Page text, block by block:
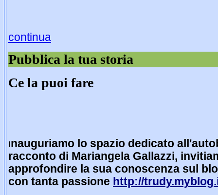
continua
Pubblica la tua storia
Ce la puoi fare
Inauguriamo lo spazio dedicato
racconto di Mariangela Gallazzi,
approfondire la sua conoscenza sul
con tanta passione http://